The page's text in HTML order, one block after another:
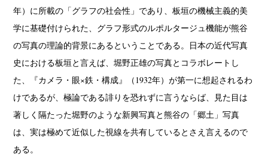
年）に所載の「グラフの社会性」であり、板垣の機械主義的美
学に基礎付けられた、グラフ形式のルポルタージュ機能が熊谷
の写真の理論的背景にあるということである。日本の近代写真
史における板垣と言えば、堀野正雄の写真とコラボレートし
た、『カメラ・眼×鉄・構成』（1932年）が第一に想起されるわ
けであるが、極論である誹りを恐れずに言うならば、見た目は
著しく隔たった堀野のような新興写真と熊谷の「郷土」写真
は、実は極めて近似した視線を共有しているとさえ言えるので
ある。